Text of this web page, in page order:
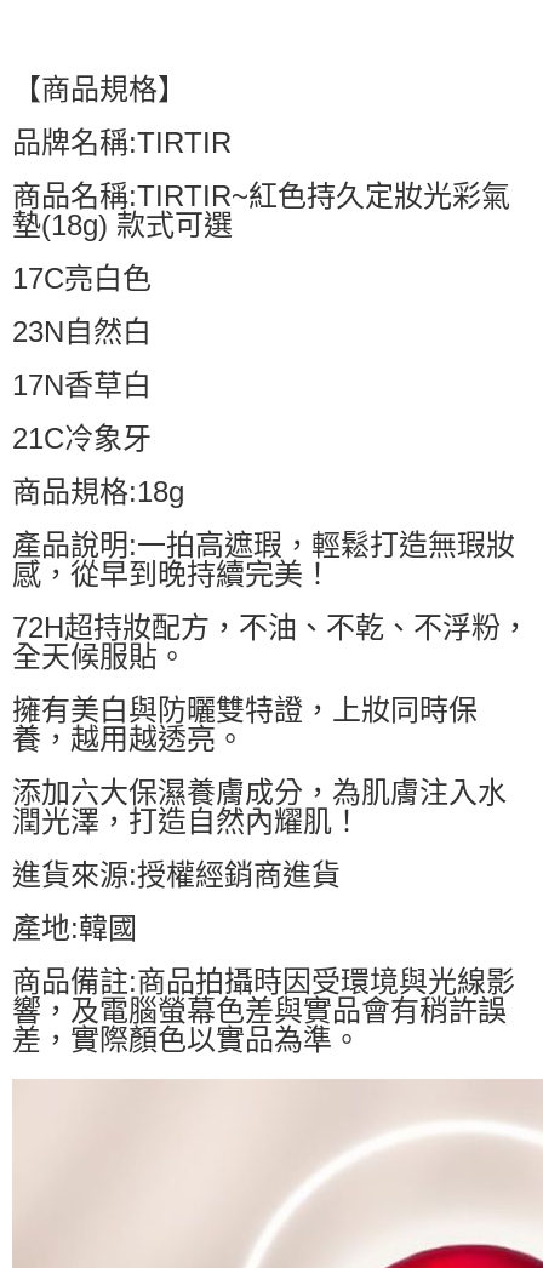
【商品規格】
品牌名稱:TIRTIR
商品名稱:TIRTIR~紅色持久定妝光彩氣
墊(18g) 款式可選
17C亮白色
23N自然白
17N香草白
21C冷象牙
商品規格:18g
產品說明:一拍高遮瑕，輕鬆打造無瑕妝
感，從早到晚持續完美！
72H超持妝配方，不油、不乾、不浮粉，
全天候服貼。
擁有美白與防曬雙特證，上妝同時保
養，越用越透亮。
添加六大保濕養膚成分，為肌膚注入水
潤光澤，打造自然內耀肌！
進貨來源:授權經銷商進貨
產地:韓國
商品備註:商品拍攝時因受環境與光線影
響，及電腦螢幕色差與實品會有稍許誤
差，實際顏色以實品為準。